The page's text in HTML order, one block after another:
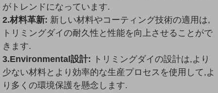
がトレンドになっています.
2.材料革新: 新しい材料やコーティング技術の適用は,
トリミングダイの耐久性と性能を向上させることがで
きます.
3.Environmental設計: トリミングダイの設計は,より
少ない材料とより効率的な生産プロセスを使用して,よ
り多くの環境保護を懸念します.